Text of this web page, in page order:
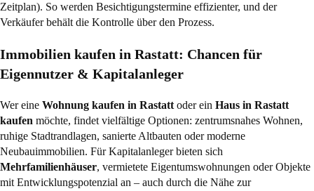
Zeitplan). So werden Besichtigungstermine effizienter, und der
Verkäufer behält die Kontrolle über den Prozess.
Immobilien kaufen in Rastatt: Chancen für
Eigennutzer & Kapitalanleger
Wer eine Wohnung kaufen in Rastatt oder ein Haus in Rastatt
kaufen möchte, findet vielfältige Optionen: zentrumsnahes Wohnen,
ruhige Stadtrandlagen, sanierte Altbauten oder moderne
Neubauimmobilien. Für Kapitalanleger bieten sich
Mehrfamilienhäuser, vermietete Eigentumswohnungen oder Objekte
mit Entwicklungspotenzial an – auch durch die Nähe zur